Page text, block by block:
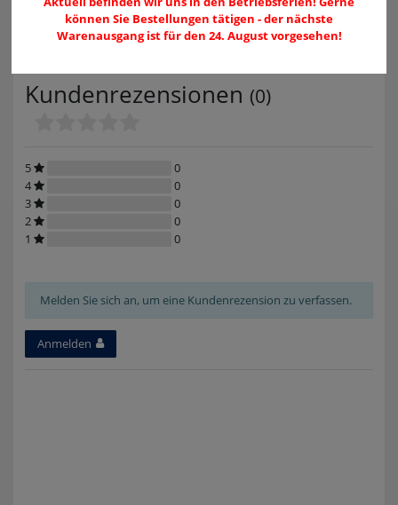
Österreich
info@fischersports.com
004377529090
Kundenrezensionen (0)
5
0
4
0
3
0
2
0
1
0
Melden Sie sich an, um eine Kundenrezension zu verfassen.
Anmelden
können Sie Bestellungen tätigen - der nächste
Warenausgang ist für den 24. August vorgesehen!